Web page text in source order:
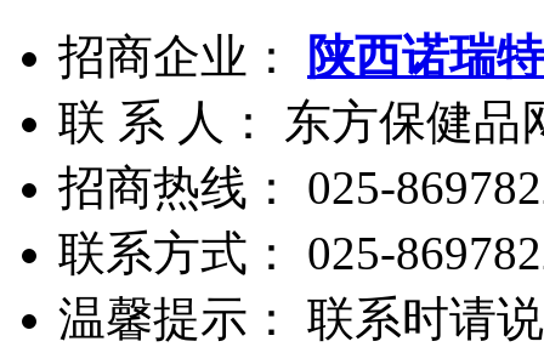
招商企业：
陕西诺瑞
联 系 人： 东方保健品
招商热线： 025-
联系方式： 025-
温馨提示： 联系时请